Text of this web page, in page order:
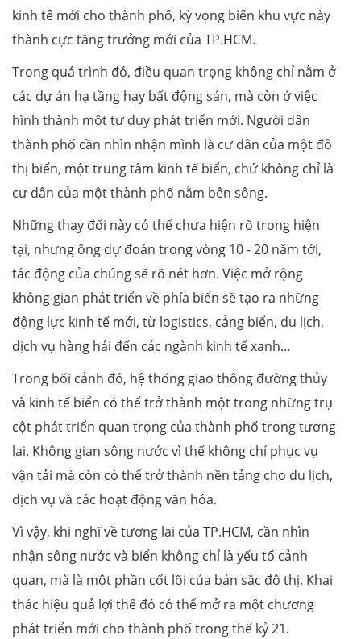
kinh tế mới cho thành phố, kỳ vọng biến khu vực này
thành cực tăng trưởng mới của TP.HCM.
Trong quá trình đó, điều quan trọng không chỉ nằm ở
các dự án hạ tầng hay bất động sản, mà còn ở việc
hình thành một tư duy phát triển mới. Người dân
thành phố cần nhìn nhận mình là cư dân của một đô
thị biển, một trung tâm kinh tế biển, chứ không chỉ là
cư dân của một thành phố nằm bên sông.
Những thay đổi này có thể chưa hiện rõ trong hiện
tại, nhưng ông dự đoán trong vòng 10 - 20 năm tới,
tác động của chúng sẽ rõ nét hơn. Việc mở rộng
không gian phát triển về phía biển sẽ tạo ra những
động lực kinh tế mới, từ logistics, cảng biển, du lịch,
dịch vụ hàng hải đến các ngành kinh tế xanh…
Trong bối cảnh đó, hệ thống giao thông đường thủy
và kinh tế biển có thể trở thành một trong những trụ
cột phát triển quan trọng của thành phố trong tương
lai. Không gian sông nước vì thế không chỉ phục vụ
vận tải mà còn có thể trở thành nền tảng cho du lịch,
dịch vụ và các hoạt động văn hóa.
Vì vậy, khi nghĩ về tương lai của TP.HCM, cần nhìn
nhận sông nước và biển không chỉ là yếu tố cảnh
quan, mà là một phần cốt lõi của bản sắc đô thị. Khai
thác hiệu quả lợi thế đó có thể mở ra một chương
phát triển mới cho thành phố trong thế kỷ 21.